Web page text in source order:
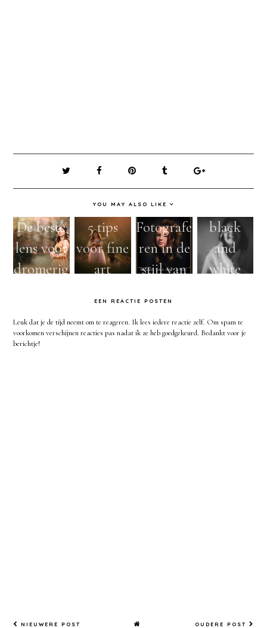
YOU MAY ALSO LIKE
De beste
lens voor
dromerig
tografie
5 tips
voor fine
art
natuurlij
Fotografe
ren in de
stijl van
idee tot
black
and
white
serie -
EEN REACTIE POSTEN
Leuk dat je de tijd neemt om te reageren. Ik lees iedere reactie zelf. Om spam te
voorkomen verschijnen reacties pas nadat ik ze heb goedgekeurd. Bedankt voor je
berichtje!
NIEUWERE POST OUDERE POST